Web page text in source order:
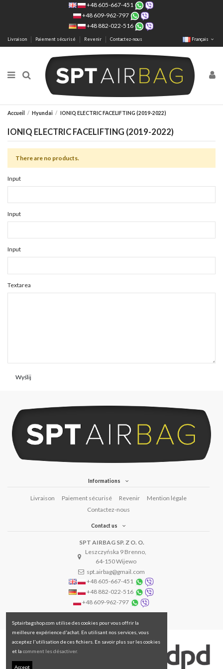
+48 605-667-451
+48 609-962-797
+48 882-022-516
Livraison Paiement sécurisé Revenir Contactez-nous Français
Accueil Hyundai IONIQ ELECTRIC FACELIFTING (2019-2022)
IONIQ ELECTRIC FACELIFTING (2019-2022)
There are no products.
Input
Input
Input
Textarea
Wyślij
Informations
Livraison Paiement sécurisé Revenir
Mention légale
Contactez-nous
Contact us
SPT AIRBAG SP. Z O. O.
Leszczyńska 9 Brenno,
64-150 Wijewo
spt.airbag@gmail.com
+48 605-667-451
+48 882-022-516
+48 609-962-797
Sptairbagshop.com utilise des cookies pour vous offrir la
meilleure expérience d'achat. En utilisant nos services, vous
acceptez l'utilisation de ces fichiers. En savoir plus sur les cookies
et la comment les désactiver.
Accept